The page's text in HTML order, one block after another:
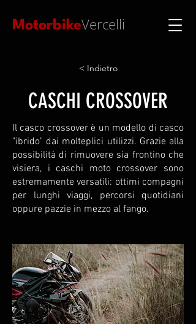
MotorbikeVercelli
< Indietro
CASCHI CROSSOVER
Il casco crossover è un modello di casco
"ibrido" dai molteplici utilizzi. Grazie alla
possibilità di rimuovere sia frontino che
visiera, i caschi moto crossover sono
estremamente versatili: ottimi compagni
per lunghi viaggi, percorsi quotidiani
oppure pazzie in mezzo al fango.